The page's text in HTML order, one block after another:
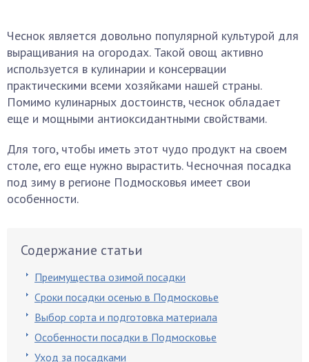
Чеснок является довольно популярной культурой для
выращивания на огородах. Такой овощ активно
используется в кулинарии и консервации
практическими всеми хозяйками нашей страны.
Помимо кулинарных достоинств, чеснок обладает
еще и мощными антиоксидантными свойствами.
Для того, чтобы иметь этот чудо продукт на своем
столе, его еще нужно вырастить. Чесночная посадка
под зиму в регионе Подмосковья имеет свои
особенности.
Содержание статьи
Преимущества озимой посадки
Сроки посадки осенью в Подмосковье
Выбор сорта и подготовка материала
Особенности посадки в Подмосковье
Уход за посадками